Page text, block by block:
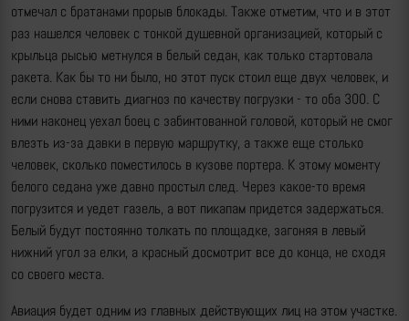
отмечал с братанами прорыв блокады. Также отметим, что и в этот
раз нашелся человек с тонкой душевной организацией, который с
крыльца рысью метнулся в белый седан, как только стартовала
ракета. Как бы то ни было, но этот пуск стоил еще двух человек, и
если снова ставить диагноз по качеству погрузки - то оба 300. С
ними наконец уехал боец с забинтованной головой, который не смог
влезть из-за давки в первую маршрутку, а также еще столько
человек, сколько поместилось в кузове портера. К этому моменту
белого седана уже давно простыл след. Через какое-то время
погрузится и уедет газель, а вот пикапам придется задержаться.
Белый будут постоянно толкать по площадке, загоняя в левый
нижний угол за елки, а красный досмотрит все до конца, не сходя
со своего места.
Авиация будет одним из главных действующих лиц на этом участке.